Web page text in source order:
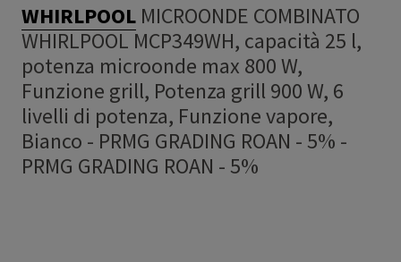
WHIRLPOOL MICROONDE COMBINATO
WHIRLPOOL MCP349WH, capacità 25 l,
potenza microonde max 800 W,
Funzione grill, Potenza grill 900 W, 6
livelli di potenza, Funzione vapore,
Bianco - PRMG GRADING ROAN - 5% -
PRMG GRADING ROAN - 5%